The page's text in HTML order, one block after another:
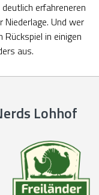
erfahreneren
Niederlage. Und wer
in einigen
aus.
Lohhof